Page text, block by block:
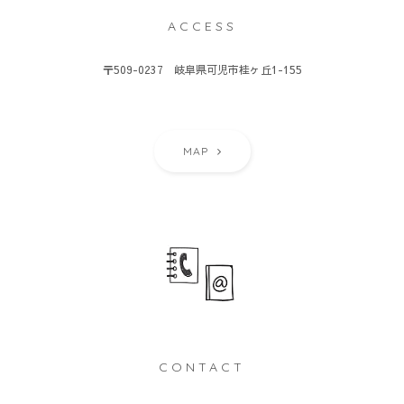
ACCESS
〒509-0237 岐阜県可児市桂ヶ丘1-155
MAP
CONTACT